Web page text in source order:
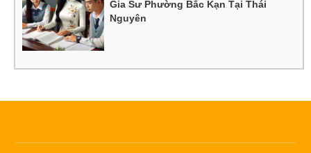
Gia Sư Phường Bắc Kạn Tại Thái
Nguyên